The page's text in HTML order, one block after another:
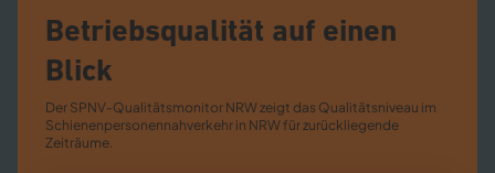
Betriebsqualität auf einen
Blick
Der SPNV-​Qualitätsmonitor NRW zeigt das Qualitätsniveau im
Schienenpersonennahverkehr in NRW für zurückliegende
Zeiträume.